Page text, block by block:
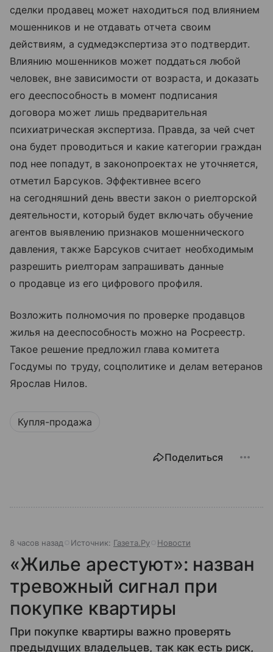
сделки продавец может находиться под влиянием
мошенников и не отдавать отчета своим
действиям, а судмедэкспертиза это подтвердит.
Влиянию мошенников может поддаться любой
человек, вне зависимости от возраста, и доказать
его дееспособность в момент подписания
договора может лишь предварительная
психиатрическая экспертиза. Правда, за чей счет
она будет проводиться и какие категории граждан
под нее попадут, в законопроектах не уточняется,
отметил Барсуков. Эффективнее всего
на сегодняшний день ввести закон о риелторской
деятельности, который будет включать обучение
агентов выявлению признаков мошеннического
давления, также Барсуков считает необходимым
разрешить риелторам запрашивать данные
о продавце из его цифрового профиля.
Возложить полномочия по проверке продавцов
жилья на дееспособность можно на Росреестр.
Такое решение предложил глава комитета
Госдумы по труду, соцполитике и делам ветеранов
Ярослав Нилов.
Купля-продажа
Поделиться
8 часов назад Источник: Газета.Ру Новости
«Жилье арестуют»: назван
тревожный сигнал при
покупке квартиры
При покупке квартиры важно проверять
предыдущих владельцев, так как есть риск,